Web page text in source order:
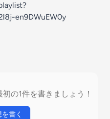
en9DWuEW0y
の1件を書きましょう！
書く